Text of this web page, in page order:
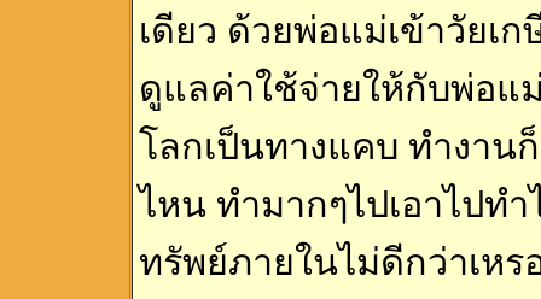
เดียว ด้วยพ่อแม่เข้าวัยเ
ดูแลค่าใช้จ่ายให้กับพ่อแ
โลกเป็นทางแคบ ทำงาน
ไหน ทำมากๆไปเอาไปท
ทรัพย์ภายในไม่ดีกว่าเห